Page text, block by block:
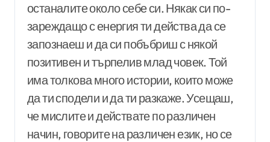
останалите около себе си. Някак си по-
зареждащо с енергия ти действа да се
запознаеш и да си побъбриш с някой
позитивен и търпелив млад човек. Той
има толкова много истории, които може
да ти сподели и да ти разкаже. Усещаш,
че мислите и действате по различен
начин, говорите на различен език, но се